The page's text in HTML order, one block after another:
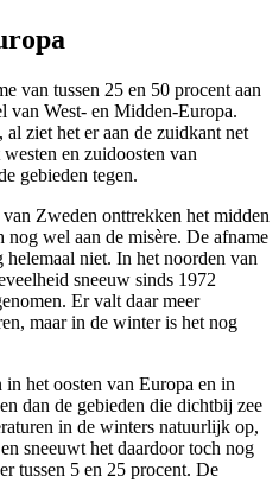
van tussen 25 en 50 procent aan
van West- en Midden-Europa.
ziet het er aan de zuidkant net
en zuidoosten van
gebieden tegen.
Zweden onttrekken het midden
wel aan de misère. De afname
niet. In het noorden van
sneeuw sinds 1972
Er valt daar meer
maar in de winter is het nog
het oosten van Europa en in
dan de gebieden die dichtbij zee
in de winters natuurlijk op,
sneeuwt het daardoor toch nog
tussen 5 en 25 procent. De